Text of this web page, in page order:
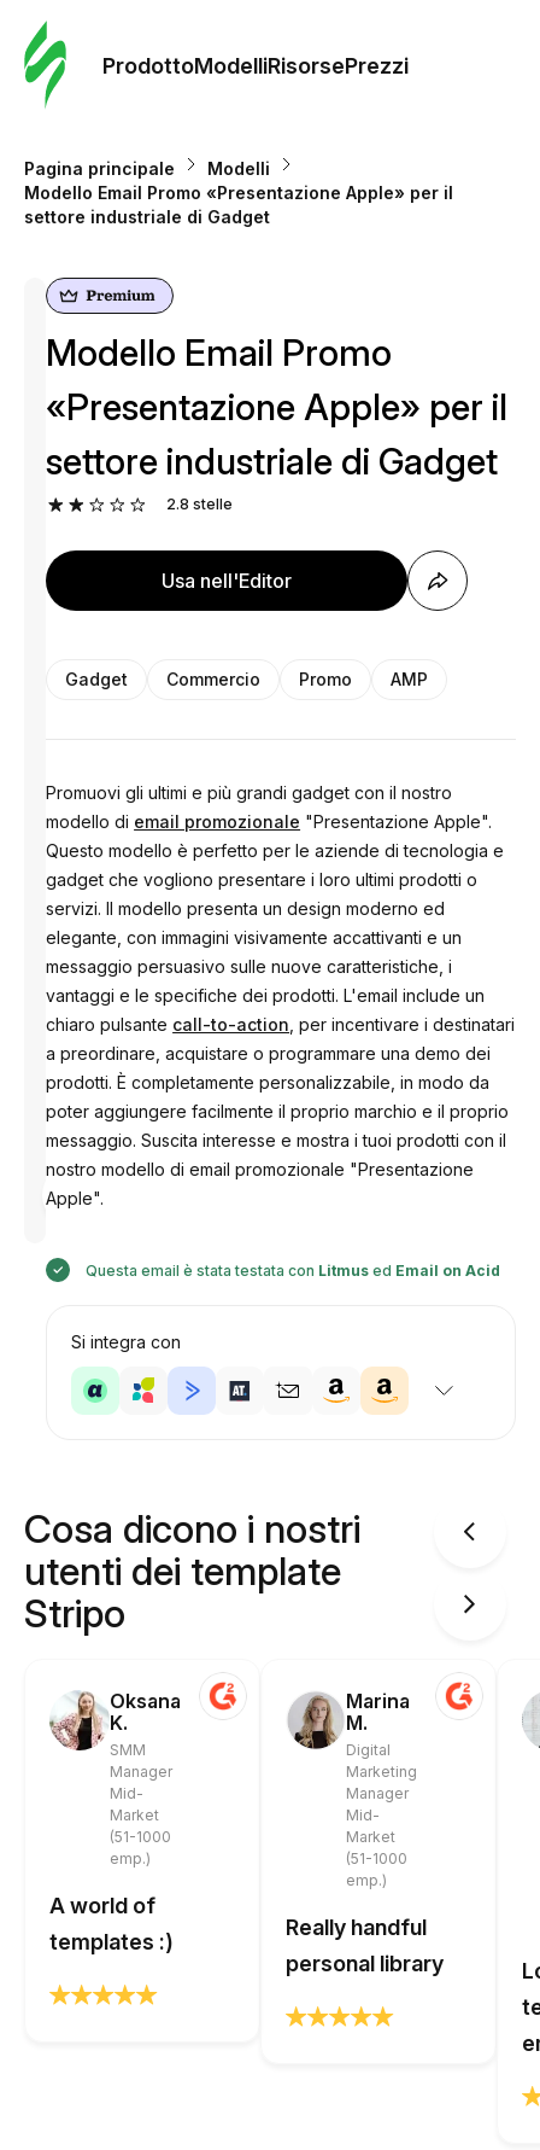
ProdottoModelliRisorsePrezzi
Pagina principale
Modelli
Modello Email Promo «Presentazione Apple» per il
settore industriale di Gadget
Progettato
da
Modello Email Promo
«Presentazione Apple» per il
settore industriale di Gadget
2.8 stelle
Usa nell'Editor
Gadget Commercio Promo AMP
Promuovi gli ultimi e più grandi gadget con il nostro
modello di email promozionale "Presentazione Apple".
Questo modello è perfetto per le aziende di tecnologia e
gadget che vogliono presentare i loro ultimi prodotti o
servizi. Il modello presenta un design moderno ed
elegante, con immagini visivamente accattivanti e un
messaggio persuasivo sulle nuove caratteristiche, i
vantaggi e le specifiche dei prodotti. L'email include un
chiaro pulsante call-to-action , per incentivare i destinatari
a preordinare, acquistare o programmare una demo dei
prodotti. È completamente personalizzabile, in modo da
poter aggiungere facilmente il proprio marchio e il proprio
messaggio. Suscita interesse e mostra i tuoi prodotti con il
nostro modello di email promozionale "Presentazione
Apple".
Questa email è stata testata con Litmus ed Email on Acid
Si integra con
Cosa dicono i nostri
utenti dei template
Stripo
Oksana
K.
SMM
Manager
Mid-
Market
(51-1000
emp.)
A world of
templates :)
Marina
M.
Digital
Marketing
Manager
Mid-
Market
(51-1000
emp.)
Really handful
personal library